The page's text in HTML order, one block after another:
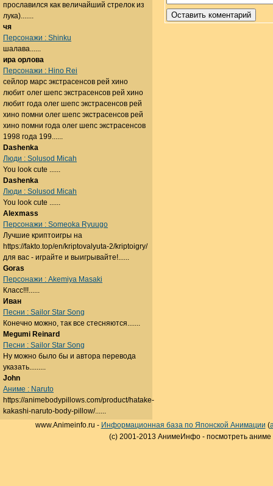
прославился как величайший стрелок из
лука).......
чя
Персонажи : Shinku
шалава......
ира орлова
Персонажи : Hino Rei
сейлор марс экстрасенсов рей хино
любит олег шепс экстрасенсов рей хино
любит года олег шепс экстрасенсов рей
хино помни олег шепс экстрасенсов рей
хино помни года олег шепс экстрасенсов
1998 года 199......
Dashenka
Люди : Solusod Micah
You look cute ......
Dashenka
Люди : Solusod Micah
You look cute ......
Alexmass
Персонажи : Someoka Ryuugo
Лучшие криптоигры на
https://fakto.top/en/kriptovalyuta-2/kriptoigry/
для вас - играйте и выигрывайте!......
Goras
Персонажи : Akemiya Masaki
Класс!!!......
Иван
Песни : Sailor Star Song
Конечно можно, так все стесняются.......
Megumi Reinard
Песни : Sailor Star Song
Ну можно было бы и автора перевода
указать.........
John
Аниме : Naruto
https://animebodypillows.com/product/hatake-
kakashi-naruto-body-pillow/......
www.Animeinfo.ru - Информационная база по Японской Анимации (
(c) 2001-2013 АнимеИнфо - посмотреть аниме